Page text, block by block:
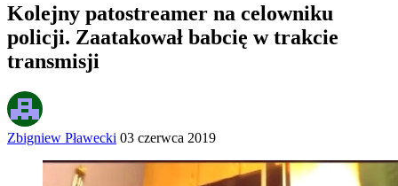
Kolejny patostreamer na celowniku
policji. Zaatakował babcię w trakcie
transmisji
Zbigniew Pławecki 03 czerwca 2019